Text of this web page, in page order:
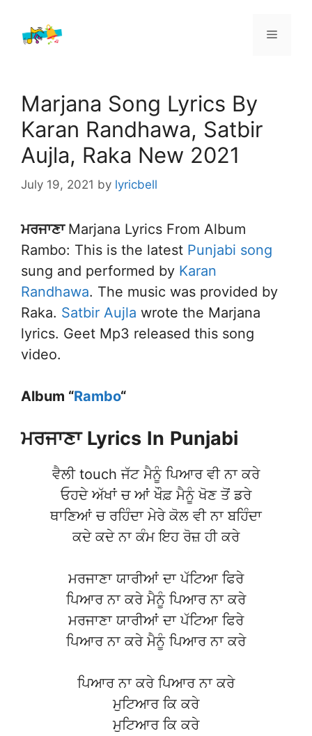
content
Menu
Marjana Song Lyrics By
Karan Randhawa, Satbir
Aujla, Raka New 2021
July 19, 2021 by lyricbell
ਮਰਜਾਣਾ Marjana Lyrics From Album
Rambo: This is the latest Punjabi song
sung and performed by Karan
Randhawa. The music was provided by
Raka. Satbir Aujla wrote the Marjana
lyrics. Geet Mp3 released this song
video.
Album “Rambo“
ਮਰਜਾਣਾ Lyrics In Punjabi
ਵੈਲੀ touch ਜੱਟ ਮੈਨੂੰ ਪਿਆਰ ਵੀ ਨਾ ਕਰੇ
ਓਹਦੇ ਅੱਖਾਂ ਚ ਆਂ ਖੌਫ਼ ਮੈਨੂੰ ਖੋਣ ਤੋਂ ਡਰੇ
ਥਾਣਿਆਂ ਚ ਰਹਿੰਦਾ ਮੇਰੇ ਕੋਲ ਵੀ ਨਾ ਬਹਿੰਦਾ
ਕਦੇ ਕਦੇ ਨਾ ਕੰਮ ਇਹ ਰੋਜ਼ ਹੀ ਕਰੇ
ਮਰਜਾਣਾ ਯਾਰੀਆਂ ਦਾ ਪੱਟਿਆ ਫਿਰੇ
ਪਿਆਰ ਨਾ ਕਰੇ ਮੈਨੂੰ ਪਿਆਰ ਨਾ ਕਰੇ
ਮਰਜਾਣਾ ਯਾਰੀਆਂ ਦਾ ਪੱਟਿਆ ਫਿਰੇ
ਪਿਆਰ ਨਾ ਕਰੇ ਮੈਨੂੰ ਪਿਆਰ ਨਾ ਕਰੇ
ਪਿਆਰ ਨਾ ਕਰੇ ਪਿਆਰ ਨਾ ਕਰੇ
ਮੁਟਿਆਰ ਕਿ ਕਰੇ
ਮੁਟਿਆਰ ਕਿ ਕਰੇ